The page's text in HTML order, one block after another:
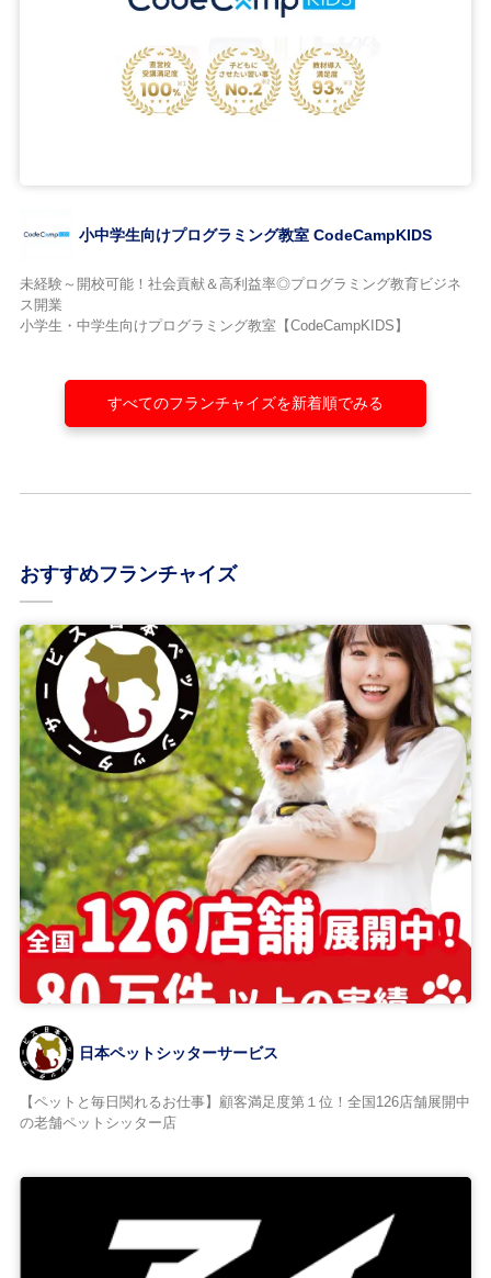
小中学生向けプログラミング教室 CodeCampKIDS
未経験～開校可能！社会貢献＆高利益率◎プログラミング教育ビジネ
ス開業
小学生・中学生向けプログラミング教室【CodeCampKIDS】
すべてのフランチャイズを新着順でみる
おすすめフランチャイズ
日本ペットシッターサービス
【ペットと毎日関れるお仕事】顧客満足度第１位！全国126店舗展開中
の老舗ペットシッター店